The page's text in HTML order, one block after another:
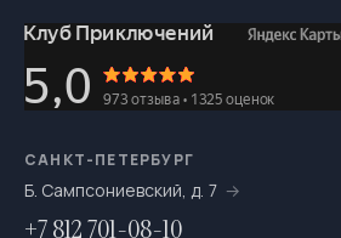
На катамаранах
На каяках по Санкт-Петербургу
На морских каяках
САНКТ-ПЕТЕРБУРГ
Б. Сампсониевский, д. 7
+7 812 701-08-10